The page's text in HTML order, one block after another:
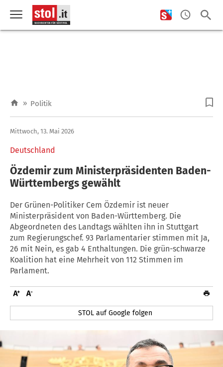
» Politik
Deutschland
Mittwoch, 13. Mai 2026
Özdemir zum Ministerpräsidenten Baden-
Württembergs gewählt
Der Grünen-Politiker Cem Özdemir ist neuer
Ministerpräsident von Baden-Württemberg. Die
Abgeordneten des Landtags wählten ihn in Stuttgart
zum Regierungschef. 93 Parlamentarier stimmen mit Ja,
26 mit Nein, es gab 4 Enthaltungen. Die grün-schwarze
Koalition hat eine Mehrheit von 112 Stimmen im
Parlament.
STOL auf Google folgen